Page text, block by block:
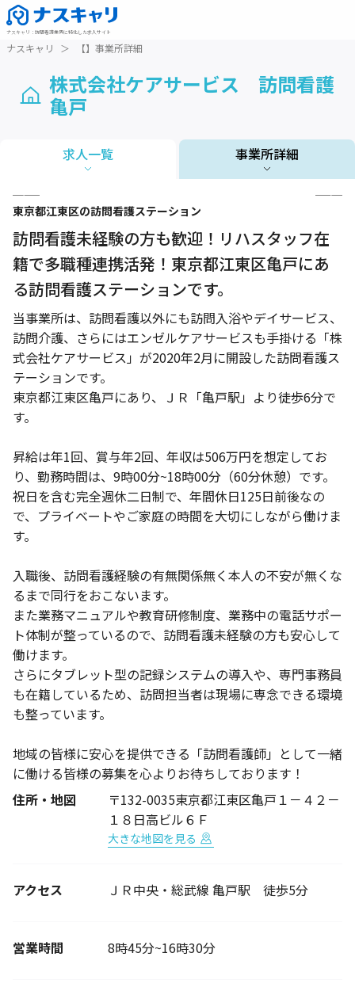
ナスキャリ ： 訪問看護業界に特化した求人サイト
ナスキャリ ＞ 【】事業所詳細
株式会社ケアサービス 訪問看護
亀戸
求人一覧 事業所詳細
1 / 5
東京都江東区の訪問看護ステーション
訪問看護未経験の方も歓迎！リハスタッフ在
籍で多職種連携活発！東京都江東区亀戸にあ
る訪問看護ステーションです。
当事業所は、訪問看護以外にも訪問入浴やデイサービス、
訪問介護、さらにはエンゼルケアサービスも手掛ける「株
式会社ケアサービス」が2020年2月に開設した訪問看護ス
テーションです。
東京都江東区亀戸にあり、ＪＲ「亀戸駅」より徒歩6分で
す。
昇給は年1回、賞与年2回、年収は506万円を想定してお
り、勤務時間は、9時00分~18時00分（60分休憩）です。
祝日を含む完全週休二日制で、年間休日125日前後なの
で、プライベートやご家庭の時間を大切にしながら働けま
す。
入職後、訪問看護経験の有無関係無く本人の不安が無くな
るまで同行をおこないます。
また業務マニュアルや教育研修制度、業務中の電話サポー
ト体制が整っているので、訪問看護未経験の方も安心して
働けます。
さらにタブレット型の記録システムの導入や、専門事務員
も在籍しているため、訪問担当者は現場に専念できる環境
も整っています。
地域の皆様に安心を提供できる「訪問看護師」として一緒
に働ける皆様の募集を心よりお待ちしております！
住所・地図
〒132-0035東京都江東区亀戸１－４２－
１８日高ビル６Ｆ
大きな地図を見る
アクセス ＪＲ中央・総武線 亀戸駅 徒歩5分
営業時間 8時45分~16時30分